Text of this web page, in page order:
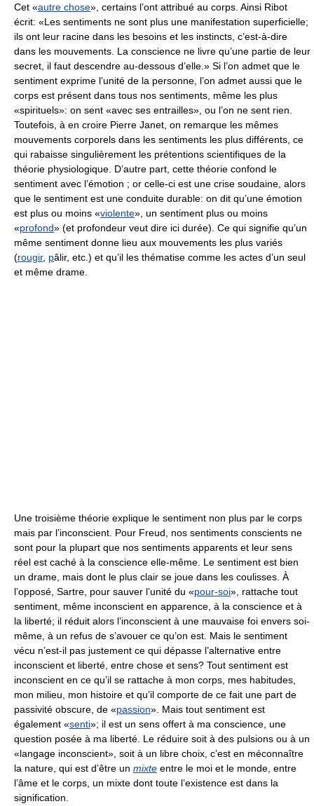
Cet «autre chose», certains l’ont attribué au corps. Ainsi Ribot
écrit: «Les sentiments ne sont plus une manifestation superficielle;
ils ont leur racine dans les besoins et les instincts, c’est-à-dire
dans les mouvements. La conscience ne livre qu’une partie de leur
secret, il faut descendre au-dessous d’elle.» Si l’on admet que le
sentiment exprime l’unité de la personne, l’on admet aussi que le
corps est présent dans tous nos sentiments, même les plus
«spirituels»: on sent «avec ses entrailles», ou l’on ne sent rien.
Toutefois, à en croire Pierre Janet, on remarque les mêmes
mouvements corporels dans les sentiments les plus différents, ce
qui rabaisse singulièrement les prétentions scientifiques de la
théorie physiologique. D’autre part, cette théorie confond le
sentiment avec l’émotion ; or celle-ci est une crise soudaine, alors
que le sentiment est une conduite durable: on dit qu’une émotion
est plus ou moins «violente», un sentiment plus ou moins
«profond» (et profondeur veut dire ici durée). Ce qui signifie qu’un
même sentiment donne lieu aux mouvements les plus variés
(rougir, pâlir, etc.) et qu’il les thématise comme les actes d’un seul
et même drame.
Une troisième théorie explique le sentiment non plus par le corps
mais par l’inconscient. Pour Freud, nos sentiments conscients ne
sont pour la plupart que nos sentiments apparents et leur sens
réel est caché à la conscience elle-même. Le sentiment est bien
un drame, mais dont le plus clair se joue dans les coulisses. À
l’opposé, Sartre, pour sauver l’unité du «pour-soi», rattache tout
sentiment, même inconscient en apparence, à la conscience et à
la liberté; il réduit alors l’inconscient à une mauvaise foi envers soi-
même, à un refus de s’avouer ce qu’on est. Mais le sentiment
vécu n’est-il pas justement ce qui dépasse l’alternative entre
inconscient et liberté, entre chose et sens? Tout sentiment est
inconscient en ce qu’il se rattache à mon corps, mes habitudes,
mon milieu, mon histoire et qu’il comporte de ce fait une part de
passivité obscure, de «passion». Mais tout sentiment est
également «senti»; il est un sens offert à ma conscience, une
question posée à ma liberté. Le réduire soit à des pulsions ou à un
«langage inconscient», soit à un libre choix, c’est en méconnaître
la nature, qui est d’être un mixte entre le moi et le monde, entre
l’âme et le corps, un mixte dont toute l’existence est dans la
signification.